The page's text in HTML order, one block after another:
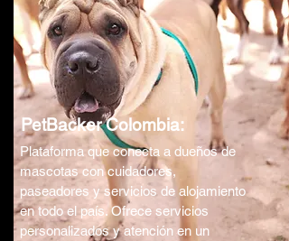
PetBacker Colombia:
Plataforma que conecta a dueños de
mascotas con cuidadores,
paseadores y servicios de alojamiento
en todo el país. Ofrece servicios
personalizados y atención en un